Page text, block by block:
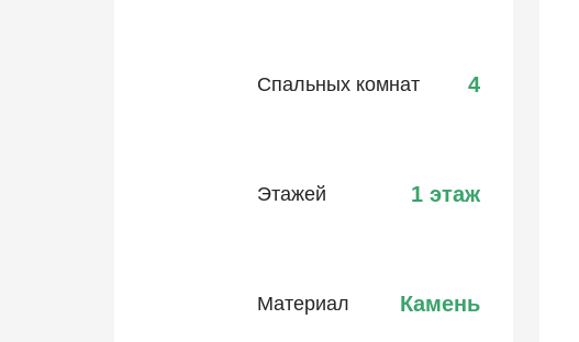
Спальных комнат 4
Этажей 1 этаж
Материал Камень